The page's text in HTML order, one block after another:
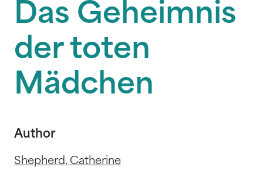
Das Geheimnis
der toten
Mädchen
Author
Shepherd, Catherine